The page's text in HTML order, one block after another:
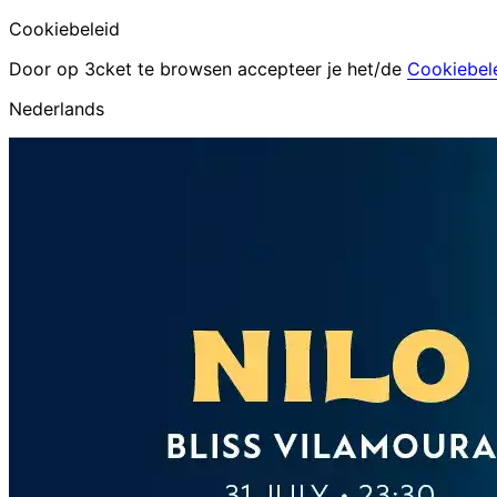
Cookiebeleid
Door op 3cket te browsen accepteer je het/de
Nederlands